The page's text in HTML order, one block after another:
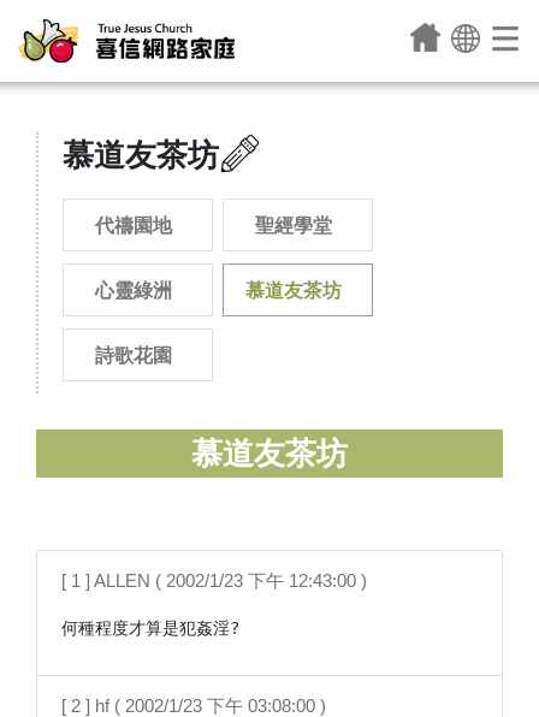
慕道友茶坊
代禱園地 聖經學堂
心靈綠洲 慕道友茶坊
詩歌花園
慕道友茶坊
[ 1 ] ALLEN ( 2002/1/23 下午 12:43:00 )
何種程度才算是犯姦淫?
[ 2 ] hf ( 2002/1/23 下午 03:08:00 )